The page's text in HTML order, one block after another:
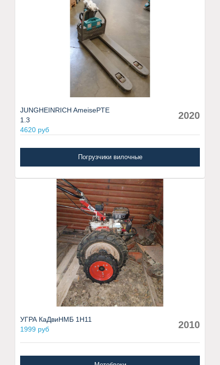
JUNGHEINRICH AmeisePTE
1.3
4620 руб
2020
Погрузчики вилочные
УГРА КаДвиНМБ 1Н11
1999 руб
2010